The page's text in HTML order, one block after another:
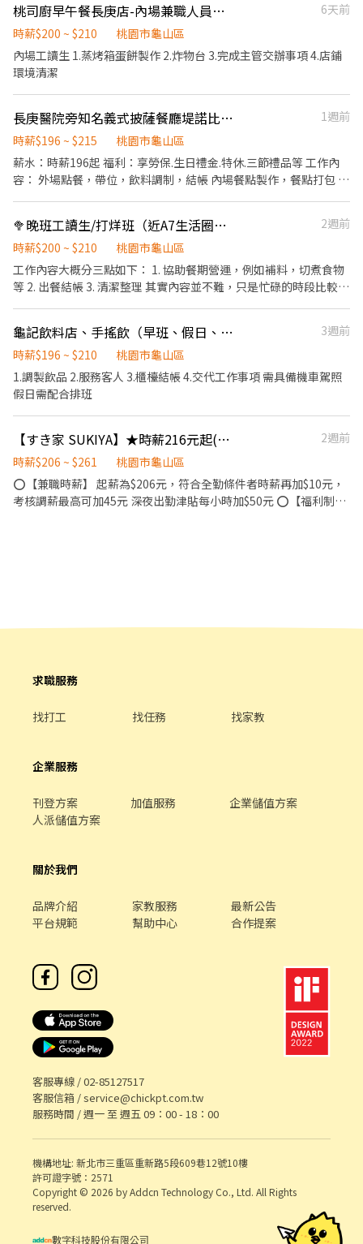
話。無經驗也沒問題，有完整的教育訓練。店裡有不少餐飲小白。
只要肯努力及親和力，絕對沒問題 4.非常歡迎做2休2或做3休3的朋
友們！工作時間彈性，讓想兼差的你也有時間可以休息
桃司廚早午餐長庚店-內場兼職人員（假日）
6天前
時薪$200 ~ $210
桃園市龜山區
內場工讀生 1.蒸烤箱蛋餅製作 2.炸物台 3.完成主管交辦事項 4.店鋪
環境清潔
長庚醫院旁知名義式披薩餐廳堤諾比薩徵才
1週前
時薪$196 ~ $215
桃園市龜山區
薪水：時薪196起 福利：享勞保.生日禮金.特休.三節禮品等 工作內
容： 外場點餐，帶位，飲料調制，結帳 內場餐點製作，餐點打包 實
桃園市龜山區文化二路30-3號 電話：0958-082-097陳先生 職缺：
兼職5名 歡迎私訊或來電詢問，歡迎2度就業.學生！
🥦晚班工讀生/打烊班（近A7生活圈）（彈性長短期皆可以討論）
2週前
時薪$200 ~ $210
桃園市龜山區
工作內容大概分三點如下： 1. 協助餐期營運，例如補料，切煮食物
等 2. 出餐結帳 3. 清潔整理 其實內容並不難，只是忙碌的時段比較集
上禮拜六一整天也可以！！ 另外我們目前也有應徵打烊班，有需求
的也可以聯繫
龜記飲料店、手搖飲（早班、假日、儲備幹部）
3週前
時薪$196 ~ $210
桃園市龜山區
1.調製飲品 2.服務客人 3.櫃檯結帳 4.交代工作事項 需具備機車駕照
假日需配合排班
【すき家 SUKIYA】★時薪216元起(含全勤)★林口長庚醫院店
2週前
時薪$206 ~ $261
桃園市龜山區
⭕【兼職時薪】 起薪為$206元，符合全勤條件者時薪再加$10元，
考核調薪最高可加45元 深夜出勤津貼每小時加$50元 ⭕【福利制
餐環境、熱情用心的服務態度、平實親民的誠懇價格，強調食品安
全，顧客安心。不論是單獨一人、與家人一起、朋友一起，皆可享
求職服務
找打工 找任務 找家教
企業服務
刊登方案 加值服務
企業儲值方案
人派儲值方案
關於我們
品牌介紹 家教服務
最新公告
平台規範
幫助中心 合作提案
客服專線 /02-85127517
客服信箱 /service@chickpt.com.tw
服務時間 / 週一 至 週五 09：00 - 18：00
機構地址: 新北市三重區重新路5段609巷12號10樓
許可證字號：2571
Copyright © 2026 by Addcn Technology Co., Ltd. All Rights
reserved.
數字科技股份有限公司